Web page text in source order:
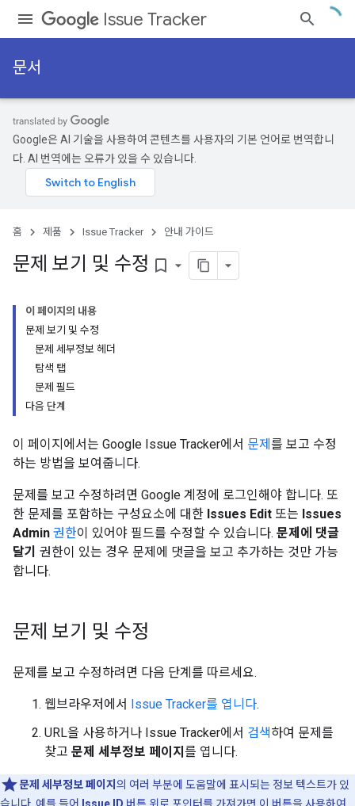
Issue Tracker
문서
Google은 AI 기술을 사용하여 콘텐츠를 사용자의 기본 언어로 번역합니
다. AI 번역에는 오류가 있을 수 있습니다.
홈 제품 Issue Tracker 안내 가이드
문제 보기 및 수정 bookmark_border
이 페이지의 내용
문제 보기 및 수정
문제 세부정보 헤더
탐색 탭
문제 필드
다음 단계
이 페이지에서는 Google Issue Tracker에서 문제 를 보고 수정
하는 방법을 보여줍니다.
문제를 보고 수정하려면 Google 계정에 로그인해야 합니다. 또
한 문제를 포함하는 구성요소에 대한 Issues Edit 또는 Issues
Admin 권한이 있어야 필드를 수정할 수 있습니다. 문제에 댓글
달기 권한이 있는 경우 문제에 댓글을 보고 추가하는 것만 가능
합니다.
문제 보기 및 수정
문제를 보고 수정하려면 다음 단계를 따르세요.
웹브라우저에서 Issue Tracker를 엽니다.
URL을 사용하거나 Issue Tracker에서 검색하여 문제를
찾고 문제 세부정보 페이지 를 엽니다.
문제 세부정보 페이지 의 여러 부분에 도움말에 표시되는 정보 텍스트가 있